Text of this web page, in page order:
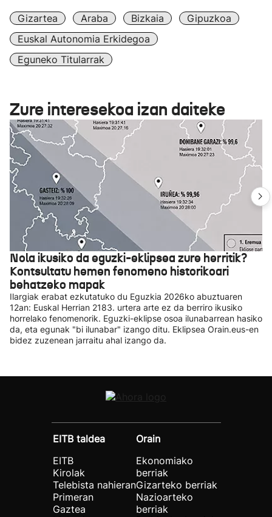
Gizartea Araba Bizkaia
Gipuzkoa
Euskal Autonomia Erkidegoa
Eguneko Titularrak
Zure interesekoa izan daiteke
Nola ikusiko da eguzki-eklipsea zure herritik?
Kontsultatu hemen fenomeno historikoari
behatzeko mapak
Ilargiak erabat ezkutatuko du Eguzkia 2026ko abuztuaren
12an: Euskal Herrian 2183. urtera arte ez da berriro ikusiko
horrelako fenomenorik. Eguzki-eklipse osoa ilunabarrean hasiko
da, eta egunak "bi ilunabar" izango ditu. Eklipsea Orain.eus-en
bidez zuzenean jarraitu ahal izango da.
EITB taldea
EITB
Kirolak
Telebista nahieran
Primeran
Gaztea
Orain
Ekonomiako
berriak
Gizarteko berriak
Nazioarteko
berriak